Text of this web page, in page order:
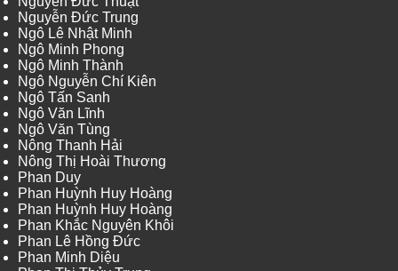
Nguyễn Đức Trung
Ngô Lê Nhật Minh
Ngô Minh Phong
Ngô Minh Thành
Ngô Nguyễn Chí Kiên
Ngô Tấn Sanh
Ngô Văn Lĩnh
Ngô Văn Tùng
Nông Thanh Hải
Nông Thị Hoài Thương
Phan Duy
Phan Huỳnh Huy Hoàng
Phan Huỳnh Huy Hoàng
Phan Khắc Nguyên Khôi
Phan Lê Hồng Đức
Phan Minh Diệu